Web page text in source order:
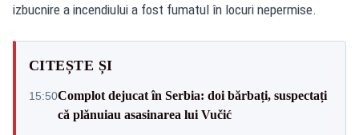
izbucnire a incendiului a fost fumatul în locuri nepermise.
CITEȘTE ȘI
15:50Complot dejucat în Serbia: doi bărbați, suspectați
că plănuiau asasinarea lui Vučić